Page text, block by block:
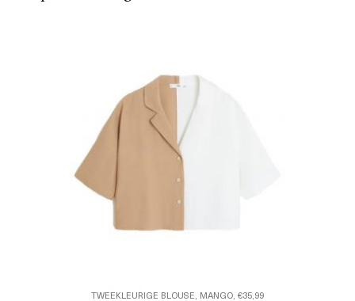
TWEEKLEURIGE BLOUSE, MANGO, €35,99